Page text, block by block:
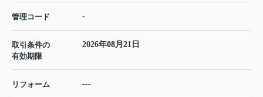
管理コード -
取引条件の
有効期限
2026年08月21日
リフォーム ---